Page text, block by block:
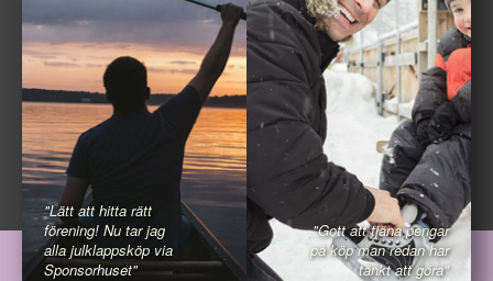
"Lätt att hitta rätt
förening! Nu tar jag
alla julklappsköp via
Sponsorhuset"
"Gott att tjäna pengar
på köp man redan har
tänkt att göra"